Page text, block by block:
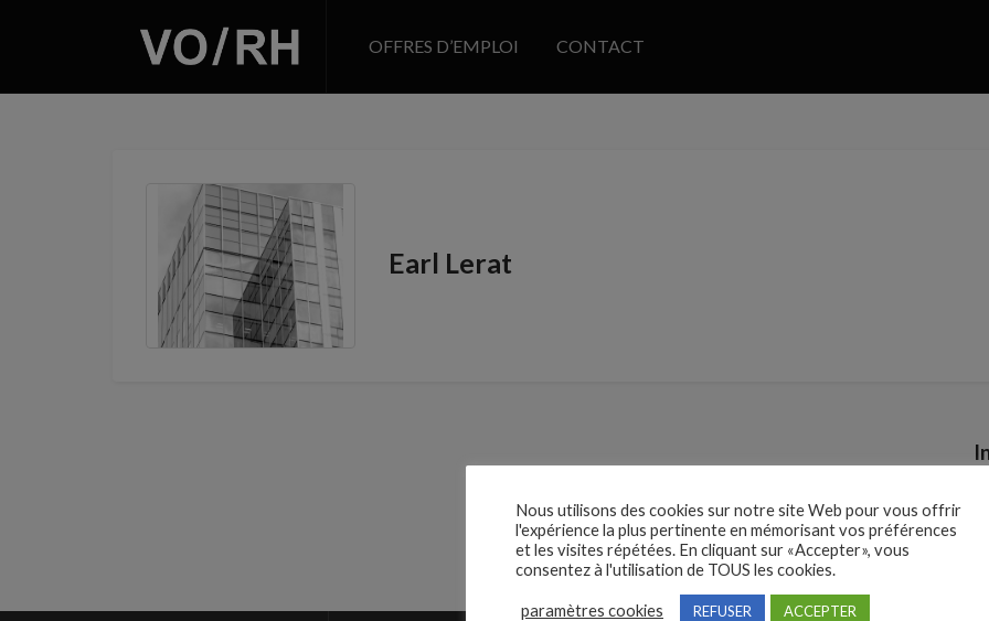
OFFRES D’EMPLOI CONTACT
Earl Lerat
Nous utilisons des cookies sur notre site Web pour vous offrir
l'expérience la plus pertinente en mémorisant vos préférences
et les visites répétées. En cliquant sur «Accepter», vous
consentez à l'utilisation de TOUS les cookies.
paramètres cookies REFUSER ACCEPTER